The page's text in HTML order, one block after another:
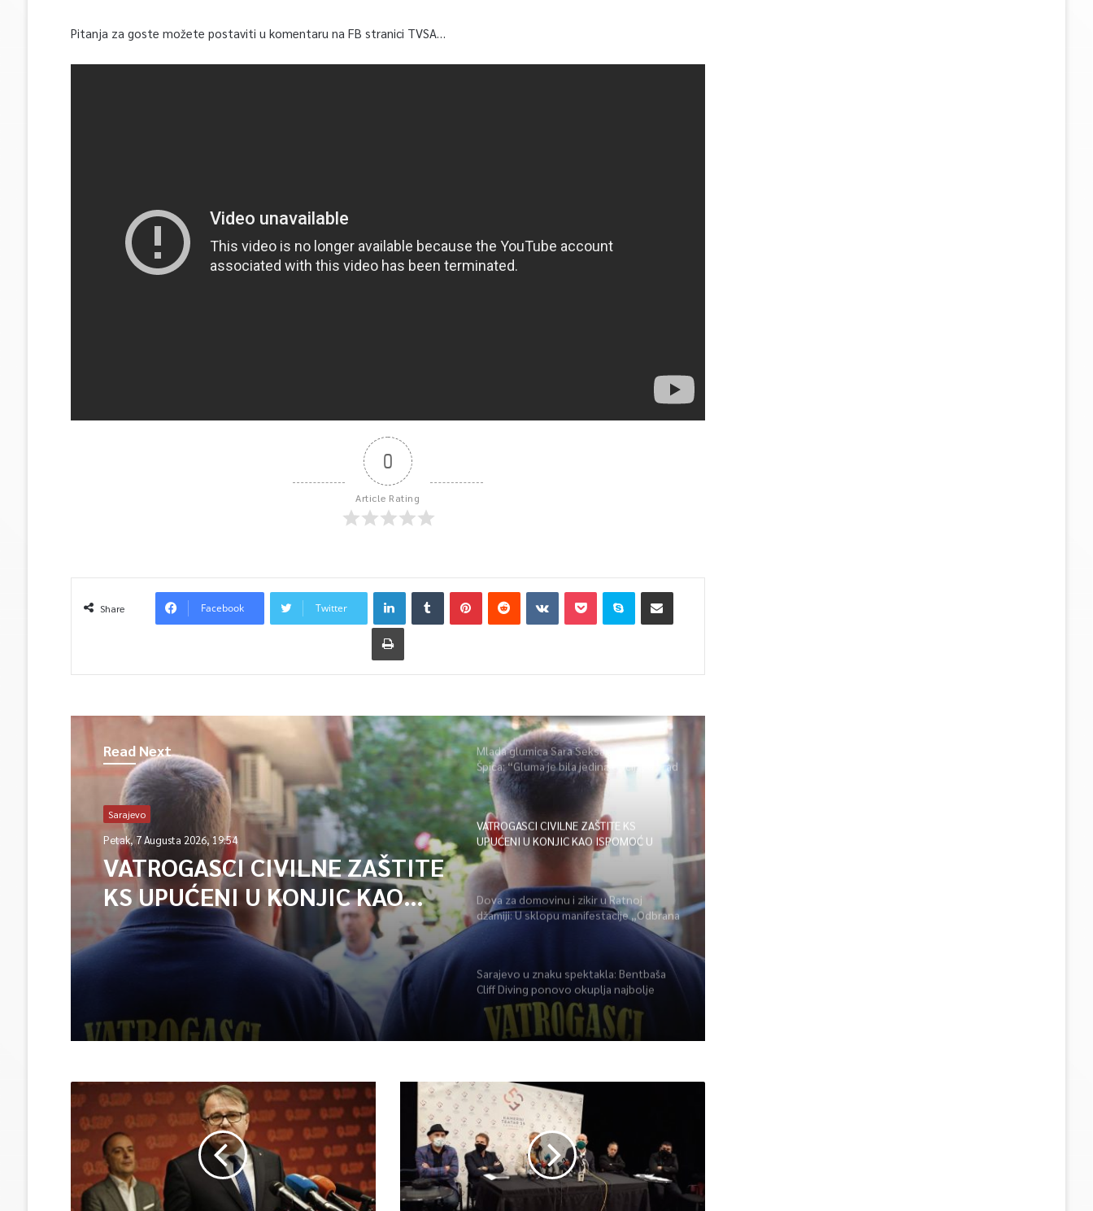
Pitanja za goste možete postaviti u komentaru na FB stranici TVSA…
0
Article Rating
Share Facebook Twitter
Read Next
Sarajevo
Petak, 7 Augusta 2026, 19:54
VATROGASCI CIVILNE ZAŠTITE
KS UPUĆENI U KONJIC KAO
ISPOMOĆ U GAŠENJU POŽARA
Mlada glumica Sara Seksan u emisiji
Špica: “Gluma je bila jedina opcija, uz rad
i disciplinu sve je moguće”
VATROGASCI CIVILNE ZAŠTITE KS
UPUĆENI U KONJIC KAO ISPOMOĆ U
GAŠENJU POŽARA
Dova za domovinu i zikir u Ratnoj
džamiji: U sklopu manifestacije „Odbrana
BiH – Igman 2026“ odana počast
Sarajevo u znaku spektakla: Bentbaša
Cliff Diving ponovo okuplja najbolje
skakače i vrhunsku zabavu